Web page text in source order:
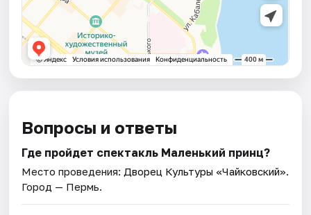
Вопросы и ответы
Где пройдет спектакль Маленький принц?
Место проведения: Дворец Культуры «Чайковский».
Город — Пермь.